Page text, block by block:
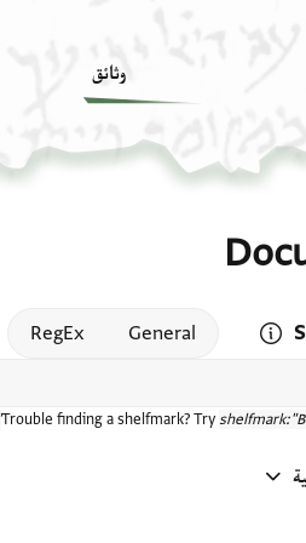
وثائق
Open search mode help
General
RegEx
Trouble finding a shelfmark? Try